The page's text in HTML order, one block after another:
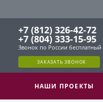
+7 (812) 326-42-72
+7 (804) 333-15-95
Звонок по России бесплатный
ЗАКАЗАТЬ ЗВОНОК
НАШИ ПРОЕКТЫ